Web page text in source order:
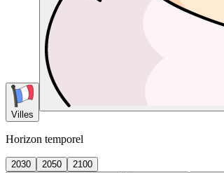
Villes
Horizon temporel
2030 2050
2100